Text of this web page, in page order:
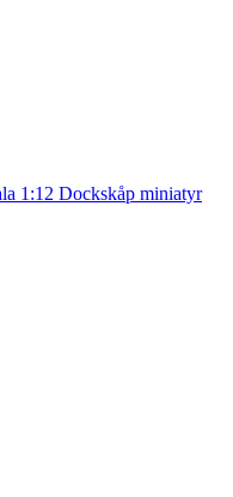
1:12 Dockskåp miniatyr